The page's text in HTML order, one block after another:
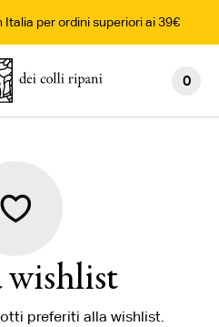
Italia per ordini superiori ai 39€
wishlist
preferiti alla wishlist.
0